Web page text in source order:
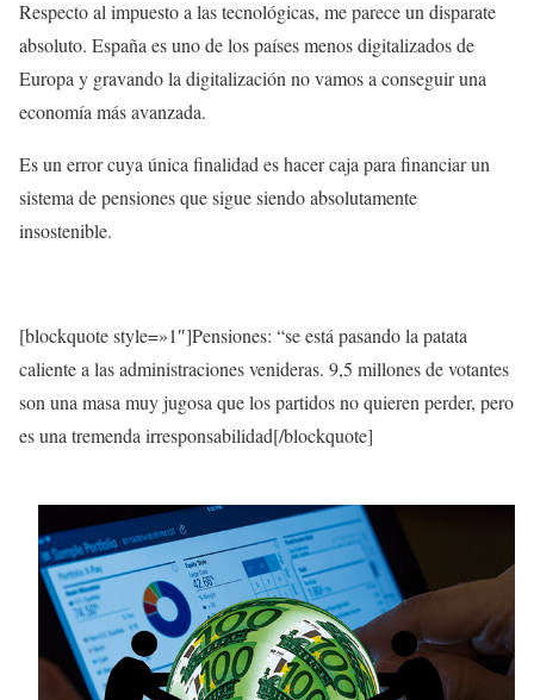
Respecto al impuesto a las tecnológicas, me parece un disparate
absoluto. España es uno de los países menos digitalizados de
Europa y gravando la digitalización no vamos a conseguir una
economía más avanzada.
Es un error cuya única finalidad es hacer caja para financiar un
sistema de pensiones que sigue siendo absolutamente
insostenible.
[blockquote style=»1″]Pensiones: “se está pasando la patata
caliente a las administraciones venideras. 9,5 millones de votantes
son una masa muy jugosa que los partidos no quieren perder, pero
es una tremenda irresponsabilidad[/blockquote]